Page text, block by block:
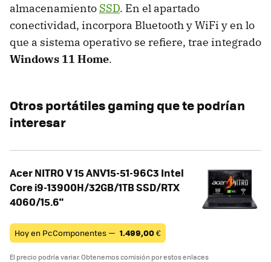
almacenamiento SSD. En el apartado
conectividad, incorpora Bluetooth y WiFi y en lo
que a sistema operativo se refiere, trae integrado
Windows 11 Home.
Otros portátiles gaming que te podrían
interesar
Acer NITRO V 15 ANV15-51-96C3 Intel
Core i9-13900H/32GB/1TB SSD/RTX
4060/15.6"
Hoy en PcComponentes — 1.499,00€
El precio podría variar. Obtenemos comisión por estos enlaces